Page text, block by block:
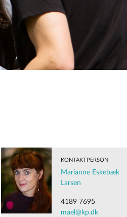
KONTAKTPERSON
Marianne Eskebæk
Larsen
4189 7695
mael@kp.dk